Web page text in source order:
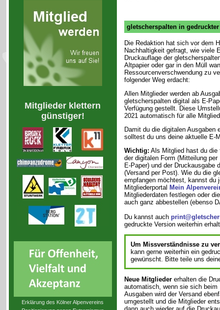
Mitglieder klettern
günstiger!
Erklärung des Kölner Alpenvereins
gletscherspalten in
Die Redaktion hat sich vor dem
Nachhaltigkeit gefragt, wie viele
Druckauflage der
Altpapier oder gar in den Müll
Ressourcenverschwendung zu
folgender Weg erdacht:
Allen Mitglieder werden ab
gletscherspalten digital als E-
Verfügung gestellt. Diese
2021 automatisch für alle
Damit du die digitalen Ausgaben
solltest du uns deine aktuelle E-
Wichtig: Als Mitglied hast du die
der digitalen Form (Mitteilung
E-Paper) und der Druckausgabe
(Versand per Post). Wie du die
empfangen möchtest, kannst du
Mitgliederportal Mein
Mitgliederdaten festlegen oder
auch ganz abbestellen (ebenso
Du kannst auch
gedruckte Version weiterhin
Um Missverständnisse zu
kann gerne weiterhin ein
gewünscht. Bitte teile uns
Neue Mitgliedererhalten die
automatisch, wenn sie sich
Ausgaben wird der Versand
umgestellt und die Mitglieder